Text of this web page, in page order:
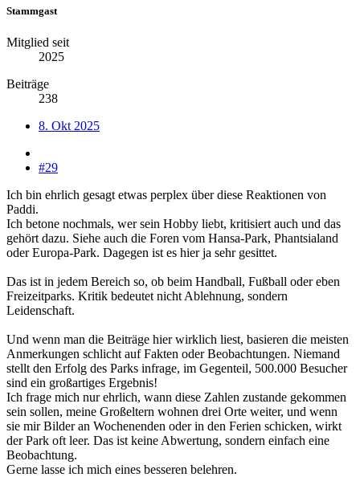
Stammgast
Mitglied seit
2025
Beiträge
238
8. Okt 2025
#29
Ich bin ehrlich gesagt etwas perplex über diese Reaktionen von
Paddi.
Ich betone nochmals, wer sein Hobby liebt, kritisiert auch und das
gehört dazu. Siehe auch die Foren vom Hansa-Park, Phantsialand
oder Europa-Park. Dagegen ist es hier ja sehr gesittet.
Das ist in jedem Bereich so, ob beim Handball, Fußball oder eben
Freizeitparks. Kritik bedeutet nicht Ablehnung, sondern
Leidenschaft.
Und wenn man die Beiträge hier wirklich liest, basieren die meisten
Anmerkungen schlicht auf Fakten oder Beobachtungen. Niemand
stellt den Erfolg des Parks infrage, im Gegenteil, 500.000 Besucher
sind ein großartiges Ergebnis!
Ich frage mich nur ehrlich, wann diese Zahlen zustande gekommen
sein sollen, meine Großeltern wohnen drei Orte weiter, und wenn
sie mir Bilder an Wochenenden oder in den Ferien schicken, wirkt
der Park oft leer. Das ist keine Abwertung, sondern einfach eine
Beobachtung.
Gerne lasse ich mich eines besseren belehren.